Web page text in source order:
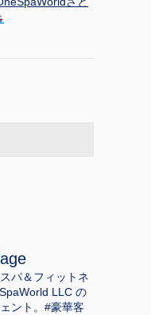
パ＆フィットネ
LLC の
ント。#豪華客